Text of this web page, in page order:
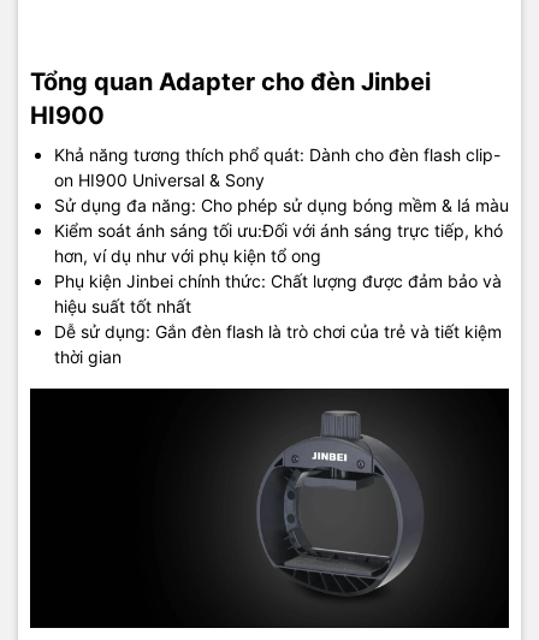
Tổng quan Adapter cho đèn Jinbei
HI900
Khả năng tương thích phổ quát: Dành cho đèn flash clip-
on HI900 Universal & Sony
Sử dụng đa năng: Cho phép sử dụng bóng mềm & lá màu
Kiểm soát ánh sáng tối ưu:Đối với ánh sáng trực tiếp, khó
hơn, ví dụ như với phụ kiện tổ ong
Phụ kiện Jinbei chính thức: Chất lượng được đảm bảo và
hiệu suất tốt nhất
Dễ sử dụng: Gắn đèn flash là trò chơi của trẻ và tiết kiệm
thời gian